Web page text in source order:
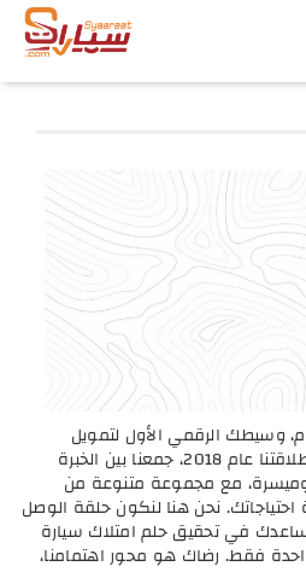
وسيطك الرقمي الأول لتمويل
السيارات في المملكة! منذ انطلاقتنا عام 2018، جمعنا بين الخبرة
مع مجموعة متنوعة من
نحن هنا لنكون حلقة الوصل
في تحقيق حلم امتلاك سيارة
فقط. رضاك هو محور اهتمامنا،